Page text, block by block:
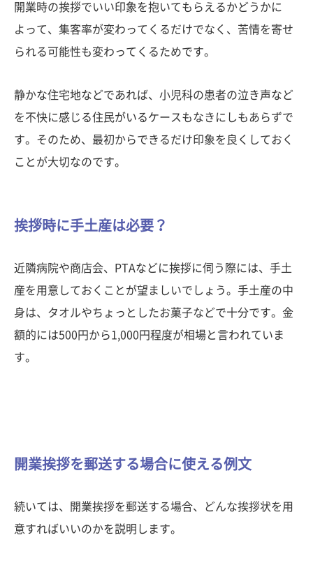
開業時の挨拶でいい印象を抱いてもらえるかどうかに
よって、集客率が変わってくるだけでなく、苦情を寄せ
られる可能性も変わってくるためです。
静かな住宅地などであれば、小児科の患者の泣き声など
を不快に感じる住民がいるケースもなきにしもあらずで
す。そのため、最初からできるだけ印象を良くしておく
ことが大切なのです。
挨拶時に手土産は必要？
近隣病院や商店会、PTAなどに挨拶に伺う際には、手土
産を用意しておくことが望ましいでしょう。手土産の中
身は、タオルやちょっとしたお菓子などで十分です。金
額的には500円から1,000円程度が相場と言われていま
す。
開業挨拶を郵送する場合に使える例文
続いては、開業挨拶を郵送する場合、どんな挨拶状を用
意すればいいのかを説明します。